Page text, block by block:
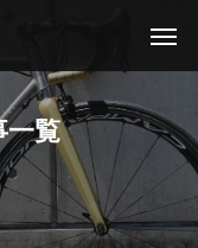
一覧